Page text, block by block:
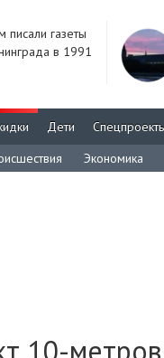
писали газеты
в 1991
Дети
Экономика